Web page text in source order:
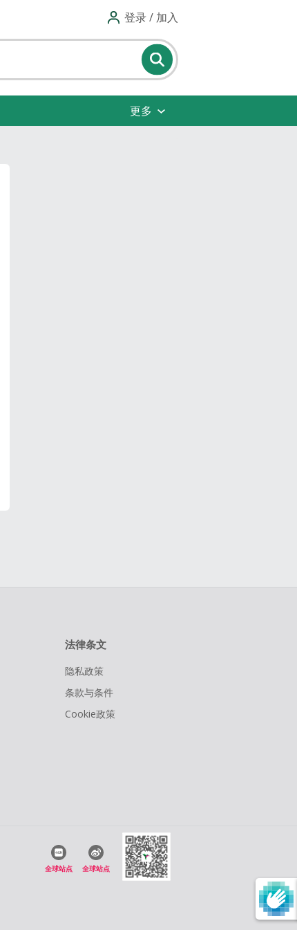
登录 / 加入
更多
法律条文
隐私政策
条款与条件
Cookie政策
全球站点 全球站点